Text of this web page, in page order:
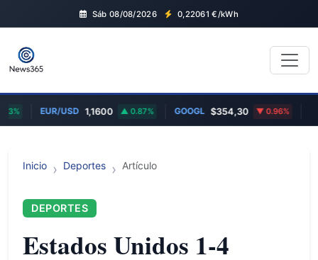
Sáb 08/08/2026 0,22061 €/kWh
EUR/USD 1,1600 0.87% GOOGL $354,30 0.96%
Inicio Deportes Artículo
DEPORTES
Estados Unidos 1-4